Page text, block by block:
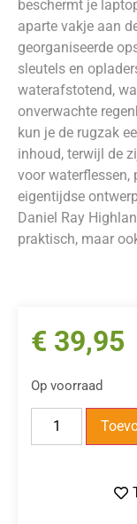
beschermt je
aparte vakje aan
georganiseerde
sleutels en
waterafstotend,
onverwachte
kun je de rugzak
inhoud, terwijl de
voor waterflessen,
eigentijdse
Daniel Ray
praktisch, maar
€ 39,95
Op voorraad